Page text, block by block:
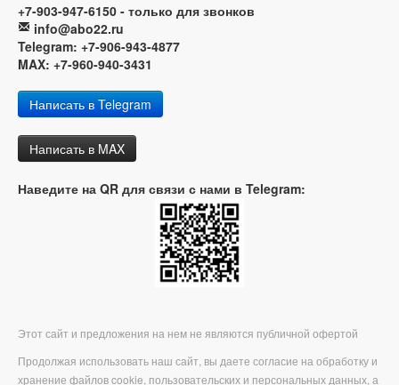
+7-903-947-6150 - только для звонков
info@abo22.ru
Telegram: +7-906-943-4877
MAX: +7-960-940-3431
Написать в Telegram
Написать в MAX
Наведите на QR для связи с нами в Telegram:
Этот сайт и предложения на нем не являются публичной офертой
Продолжая использовать наш сайт, вы даете согласие на обработку и
хранение файлов cookie, пользовательских и персональных данных, а